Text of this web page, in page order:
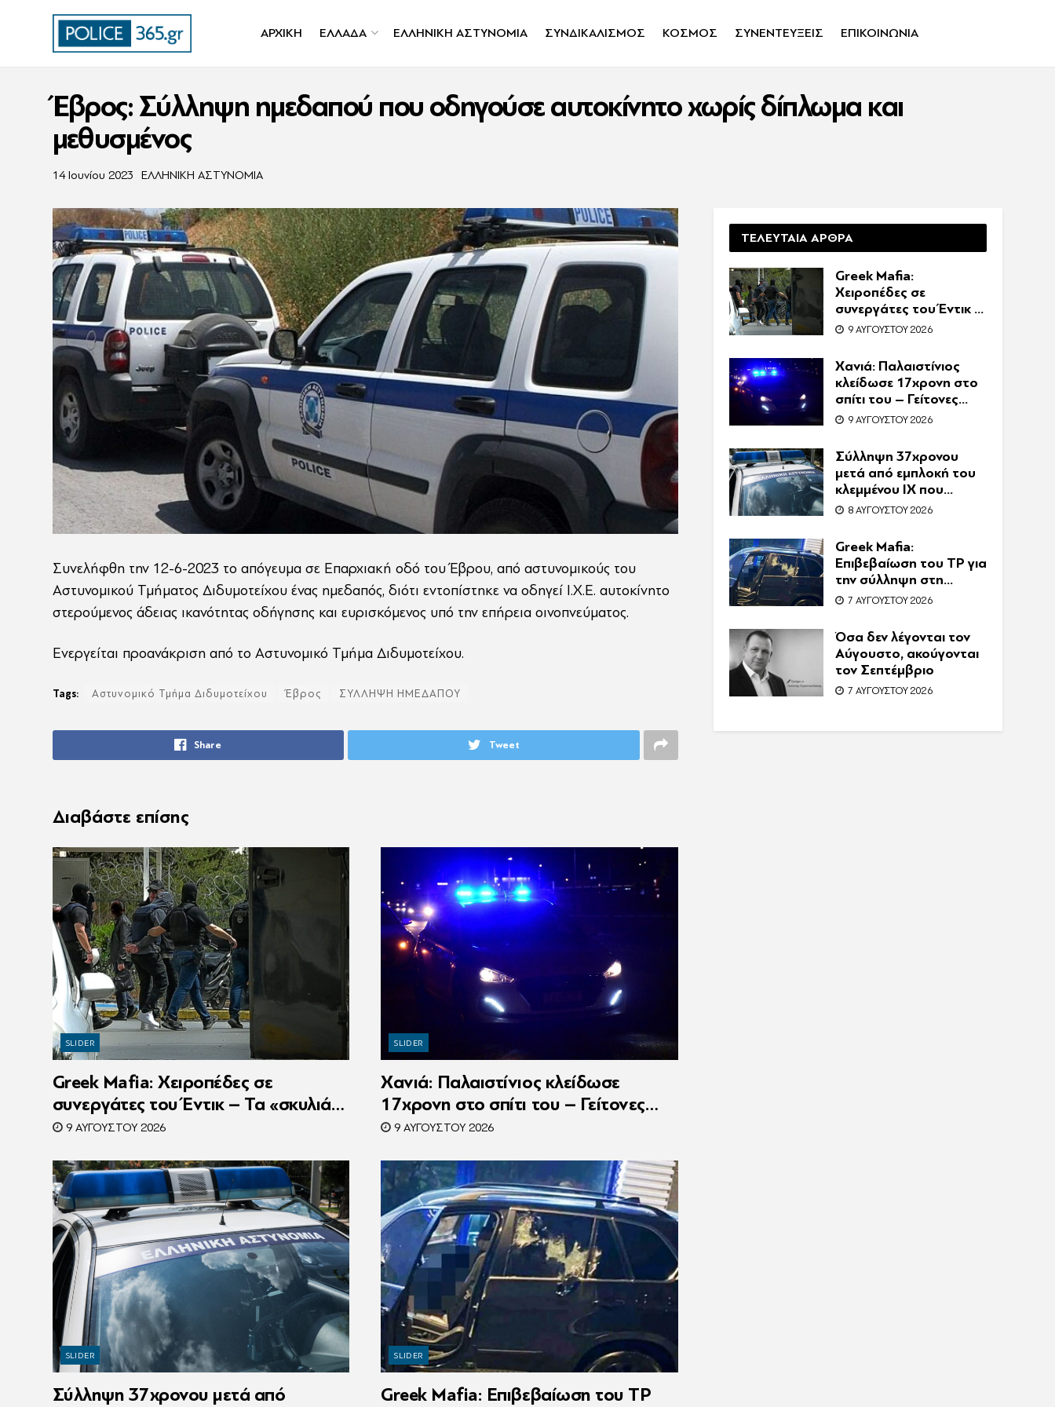
ΑΡΧΙΚΗ ΕΛΛΑΔΑ ΕΛΛΗΝΙΚΗ ΑΣΤΥΝΟΜΙΑ ΣΥΝΔΙΚΑΛΙΣΜΟΣ ΚΟΣΜΟΣ ΣΥΝΕΝΤΕΥΞΕΙΣ ΕΠΙΚΟΙΝΩΝΙΑ
Έβρος: Σύλληψη ημεδαπού που οδηγούσε αυτοκίνητο χωρίς δίπλωμα και
μεθυσμένος
14 Ιουνίου 2023 ΕΛΛΗΝΙΚΗ ΑΣΤΥΝΟΜΙΑ
Συνελήφθη την 12-6-2023 το απόγευμα σε Επαρχιακή οδό του Έβρου, από αστυνομικούς του
Αστυνομικού Τμήματος Διδυμοτείχου ένας ημεδαπός, διότι εντοπίστηκε να οδηγεί Ι.Χ.Ε. αυτοκίνητο
στερούμενος άδειας ικανότητας οδήγησης και ευρισκόμενος υπό την επήρεια οινοπνεύματος.
Ενεργείται προανάκριση από το Αστυνομικό Τμήμα Διδυμοτείχου.
Tags: Αστυνομικό Τμήμα Διδυμοτείχου Έβρος ΣΥΛΛΗΨΗ ΗΜΕΔΑΠΟΥ
Share Tweet
Διαβάστε επίσης
SLIDER
Greek Mafia: Χειροπέδες σε
συνεργάτες του Έντικ – Τα «σκυλιά»
της ρωσόφωνης μαφίας, οι
9 ΑΥΓΟΎΣΤΟΥ 2026
SLIDER
Χανιά: Παλαιστίνιος κλείδωσε
17χρονη στο σπίτι του – Γείτονες
άκουσαν τις φωνές της και κάλεσαν
9 ΑΥΓΟΎΣΤΟΥ 2026
SLIDER
Σύλληψη 37χρονου μετά από
SLIDER
Greek Mafia: Επιβεβαίωση τoυ ΤP
ΤΕΛΕΥΤΑΙΑ ΑΡΘΡΑ
Greek Mafia:
Χειροπέδες σε
συνεργάτες του Έντικ –
Τα «σκυλιά» της
εκβιασμοί και το
υπερπολυτελές Audi
9 ΑΥΓΟΎΣΤΟΥ 2026
Χανιά: Παλαιστίνιος
κλείδωσε 17χρονη στο
σπίτι του – Γείτονες
άκουσαν τις φωνές της
Αστυνομία
9 ΑΥΓΟΎΣΤΟΥ 2026
Σύλληψη 37χρονου
μετά από εμπλοκή του
κλεμμένου ΙΧ που
οδηγούσε σε τροχαίο
8 ΑΥΓΟΎΣΤΟΥ 2026
Greek Mafia:
Επιβεβαίωση τoυ ΤP για
την σύλληψη στη
Γερμανία – Ένας ακόμη
τον θάνατο του
Ζαμπούνη
7 ΑΥΓΟΎΣΤΟΥ 2026
Όσα δεν λέγονται τον
Αύγουστο, ακούγονται
τον Σεπτέμβριο
7 ΑΥΓΟΎΣΤΟΥ 2026